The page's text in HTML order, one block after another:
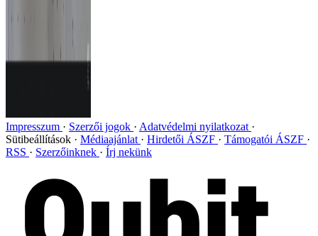
Impresszum Szerzői jogok
Adatvédelmi nyilatkozat
Sütibeállítások
Médiaajánlat Hirdetői ÁSZF
Támogatói ÁSZF
RSS
Szerzőinknek Írj nekünk